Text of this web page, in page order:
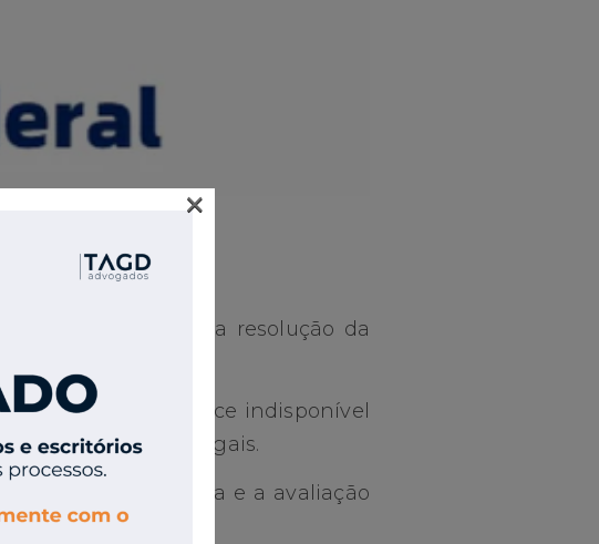
solicitando a resolução da
o sistema permanece indisponível
de obrigações legais.
do sistema e a avaliação
×